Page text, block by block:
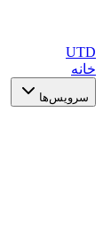
UTD
خانه
سرویس‌ها